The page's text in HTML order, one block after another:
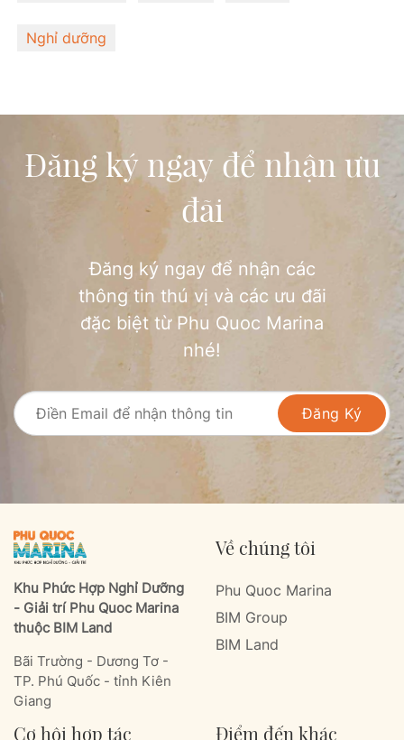
Nghỉ dưỡng
Đăng ký ngay để nhận ưu
đãi
Đăng ký ngay để nhận các
thông tin thú vị và các ưu đãi
đặc biệt từ Phu Quoc Marina
nhé!
Đăng Ký
Khu Phức Hợp Nghỉ Dưỡng
- Giải trí Phu Quoc Marina
thuộc BIM Land
Bãi Trường - Dương Tơ -
TP. Phú Quốc - tỉnh Kiên
Giang
Về chúng tôi
Phu Quoc Marina
BIM Group
BIM Land
Cơ hội hợp tác Điểm đến khác